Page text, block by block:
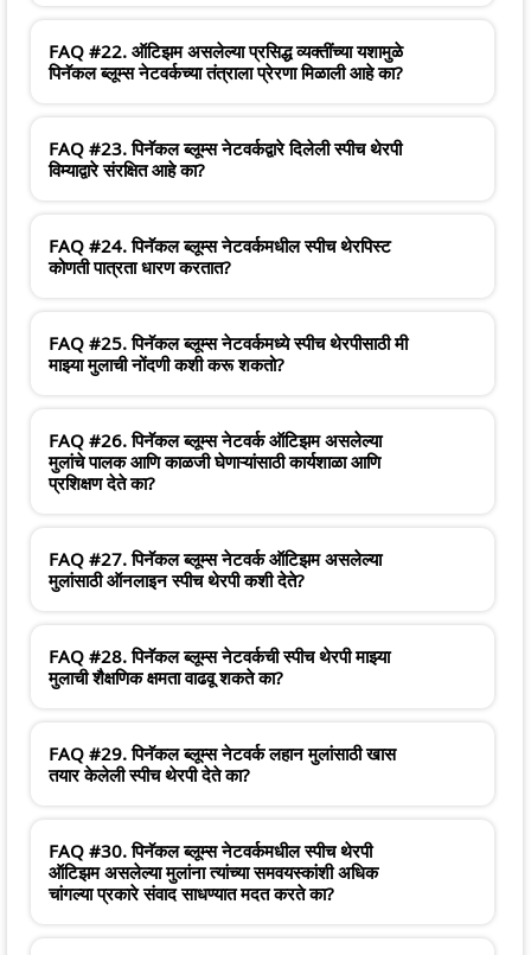
FAQ #22. ऑटिझम असलेल्या प्रसिद्ध व्यक्तींच्या यशामुळे
पिनॅकल ब्लूम्स नेटवर्कच्या तंत्राला प्रेरणा मिळाली आहे का?
FAQ #23. पिनॅकल ब्लूम्स नेटवर्कद्वारे दिलेली स्पीच थेरपी
विम्याद्वारे संरक्षित आहे का?
FAQ #24. पिनॅकल ब्लूम्स नेटवर्कमधील स्पीच थेरपिस्ट
कोणती पात्रता धारण करतात?
FAQ #25. पिनॅकल ब्लूम्स नेटवर्कमध्ये स्पीच थेरपीसाठी मी
माझ्या मुलाची नोंदणी कशी करू शकतो?
FAQ #26. पिनॅकल ब्लूम्स नेटवर्क ऑटिझम असलेल्या
मुलांचे पालक आणि काळजी घेणाऱ्यांसाठी कार्यशाळा आणि
प्रशिक्षण देते का?
FAQ #27. पिनॅकल ब्लूम्स नेटवर्क ऑटिझम असलेल्या
मुलांसाठी ऑनलाइन स्पीच थेरपी कशी देते?
FAQ #28. पिनॅकल ब्लूम्स नेटवर्कची स्पीच थेरपी माझ्या
मुलाची शैक्षणिक क्षमता वाढवू शकते का?
FAQ #29. पिनॅकल ब्लूम्स नेटवर्क लहान मुलांसाठी खास
तयार केलेली स्पीच थेरपी देते का?
FAQ #30. पिनॅकल ब्लूम्स नेटवर्कमधील स्पीच थेरपी
ऑटिझम असलेल्या मुलांना त्यांच्या समवयस्कांशी अधिक
चांगल्या प्रकारे संवाद साधण्यात मदत करते का?